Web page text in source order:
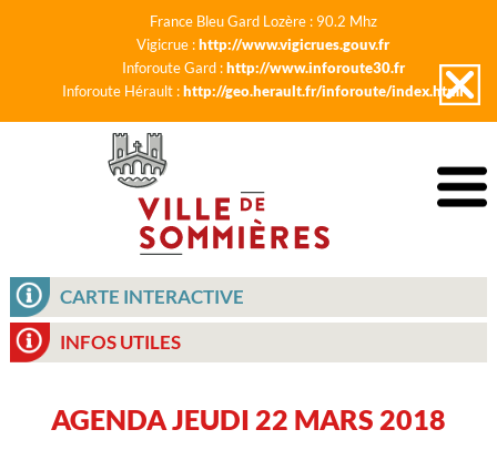
France Bleu Gard Lozère : 90.2 Mhz
Vigicrue :http://www.vigicrues.gouv.fr
Inforoute Gard :http://www.inforoute30.fr
Inforoute Hérault :http://geo.herault.fr/inforoute/index.html
CARTE INTERACTIVE
INFOS UTILES
AGENDA JEUDI 22 MARS 2018